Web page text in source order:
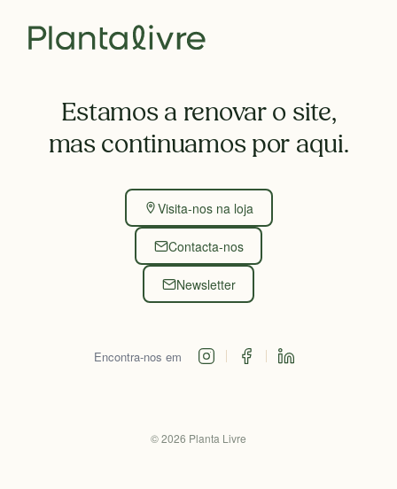
Estamos a renovar o site,
mas continuamos por aqui.
Visita-nos na loja
Contacta-nos
Newsletter
Encontra-nos em
©2026 Planta Livre